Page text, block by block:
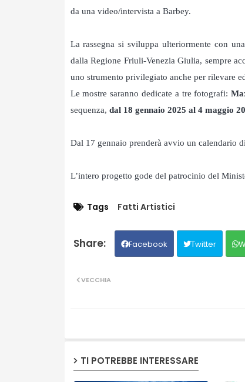
da una video/intervista a Barbey.
La rassegna si sviluppa ulteriormente con
dalla Regione Friuli-Venezia Giulia, sempre
uno strumento privilegiato anche per rilevare
Le mostre saranno dedicate a tre fotografi:
sequenza, dal 18 gennaio 2025 al 4 maggio
Dal 17 gennaio prenderà avvio un calendario
L’intero progetto gode del patrocinio del
Tags Fatti Artistici
Facebook Twitter
VECCHIA
TI POTREBBE INTERESSARE